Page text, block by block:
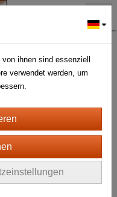
(13)
ihnen sind essenziell
verwendet werden, um